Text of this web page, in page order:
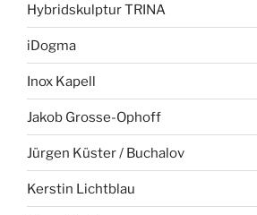
Hybridskulptur TRINA
iDogma
Inox Kapell
Jakob Grosse-Ophoff
Jürgen Küster / Buchalov
Kerstin Lichtblau